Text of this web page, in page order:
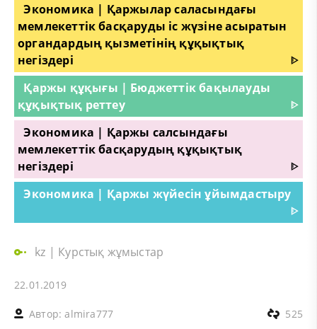
Экономика | Қаржылар саласындағы
мемлекеттік басқаруды іс жүзіне асыратын
органдардың қызметінің құқықтық
негіздері
ᐈ
Қаржы құқығы | Бюджеттік бақылауды
құқықтық реттеу
ᐈ
Экономика | Қаржы салсындағы
мемлекеттік басқарудың құқықтық
негіздері
ᐈ
Экономика | Қаржы жүйесін ұйымдастыру
ᐈ
kz | Курстық жұмыстар
22.01.2019
Автор:almira777 525